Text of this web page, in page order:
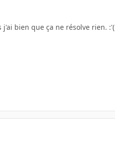
bien que ça ne résolve rien. :'(